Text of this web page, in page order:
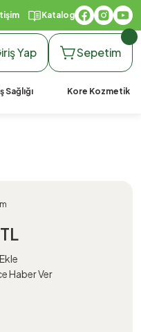
Katalog
Yap Sepetim
Sağlığı Kore Kozmetik
Haber Ver